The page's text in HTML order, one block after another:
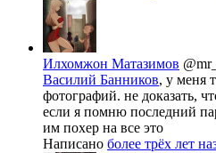
Илхомжон Матазимов
Василий Банников, у меня
фотографий. не доказать,
если я помню последний
им похер на все это
Написано более трёх лет